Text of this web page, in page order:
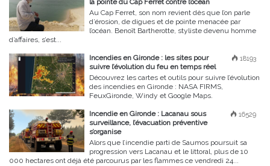
la pointe du Cap Ferret contre l’océan
Au Cap Ferret, son nom revient dès que l’on parle
d’érosion, de digues et de pointe menacée par
l’océan. Benoît Bartherotte, styliste devenu homme
d’affaires, s’est...
18193
Incendies en Gironde : les sites pour
suivre l’évolution du feu en temps réel
Découvrez les cartes et outils pour suivre l’évolution
des incendies en Gironde : NASA FIRMS,
FeuxGironde, Windy et Google Maps.
16529
Incendie en Gironde : Lacanau sous
surveillance, l’évacuation préventive
s’organise
Alors que l’incendie parti de Saumos poursuit sa
progression vers Lacanau et le littoral, plus de 10
000 hectares ont déjà été parcourus par les flammes ce vendredi 24...